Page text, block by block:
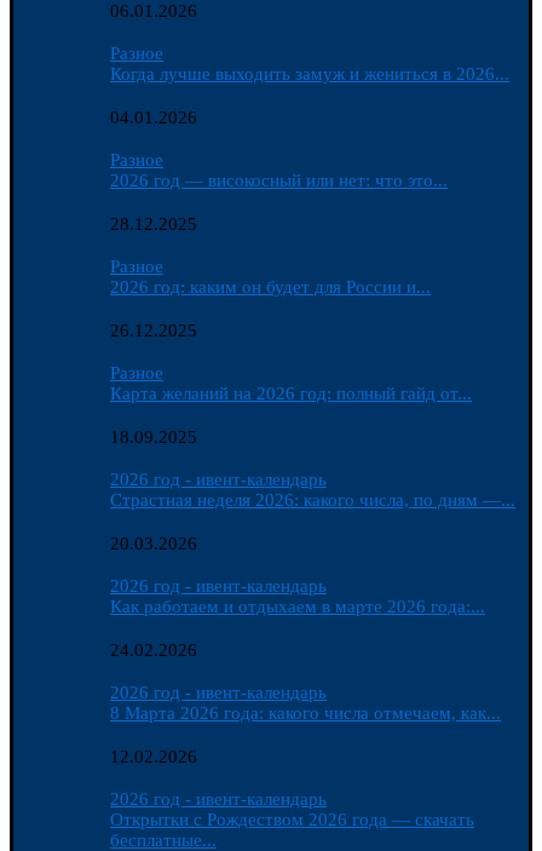
06.01.2026
Разное
Когда лучше выходить замуж и жениться в 2026...
04.01.2026
Разное
2026 год — високосный или нет: что это...
28.12.2025
Разное
2026 год: каким он будет для России и...
26.12.2025
Разное
Карта желаний на 2026 год: полный гайд от...
18.09.2025
2026 год - ивент-календарь
Страстная неделя 2026: какого числа, по дням —...
20.03.2026
2026 год - ивент-календарь
Как работаем и отдыхаем в марте 2026 года:...
24.02.2026
2026 год - ивент-календарь
8 Марта 2026 года: какого числа отмечаем, как...
12.02.2026
2026 год - ивент-календарь
Открытки с Рождеством 2026 года — скачать
бесплатные...